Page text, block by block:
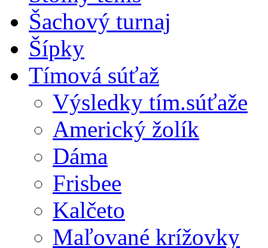
Šachový turnaj
Šípky
Tímová súťaž
Výsledky tím.súťaže
Americký žolík
Dáma
Frisbee
Kalčeto
Maľované krížovky